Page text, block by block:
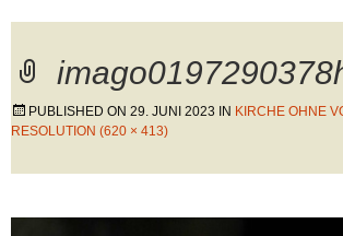
PUBLISHED ON 29. JUNI 2023 IN KIRCHE OHNE
RESOLUTION (620 × 413)